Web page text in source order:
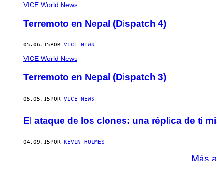
VICE World News
Terremoto en Nepal (Dispatch 4)
05.06.15 POR VICE NEWS
VICE World News
Terremoto en Nepal (Dispatch 3)
05.05.15POR VICE NEWS
El ataque de los clones: una réplica de ti
04.09.15 POR KEVIN HOLMES
Más